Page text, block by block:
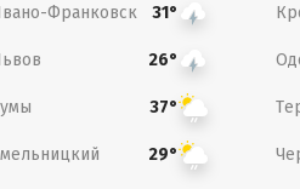
Франковск 31°
26°
37°
29°